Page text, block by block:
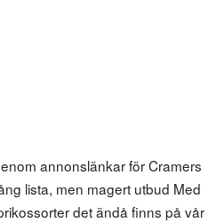
annonslänkar för Cramers
lista, men magert utbud Med
det ändå finns på vår